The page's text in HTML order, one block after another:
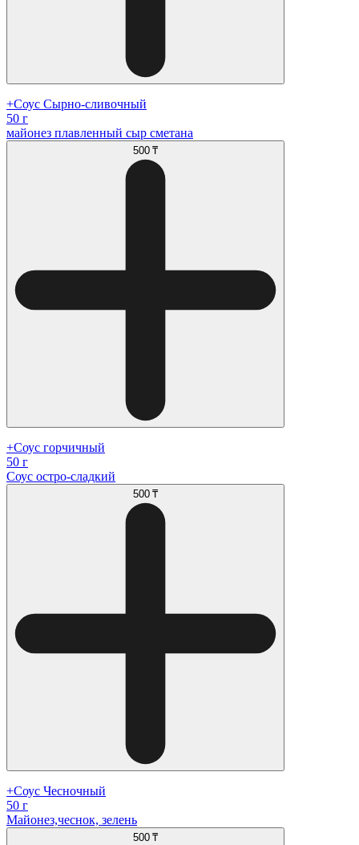
+Соус Сырно-сливочный
50 г
майонез плавленный сыр сметана
500 ₸
+Соус горчичный
50 г
Соус остро-сладкий
500 ₸
+Соус Чесночный
50 г
Майонез,чеснок, зелень
500 ₸